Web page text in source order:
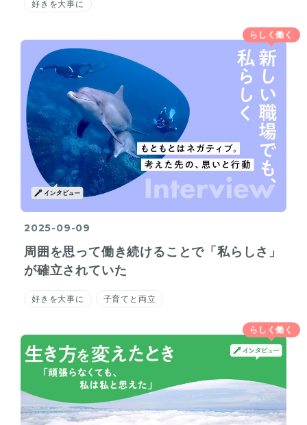
好きを大事に
2025-09-09
周囲を思って働き続けることで「私らしさ」
が確立されていた
らしく働く
好きを大事に 子育てと両立
らしく働く